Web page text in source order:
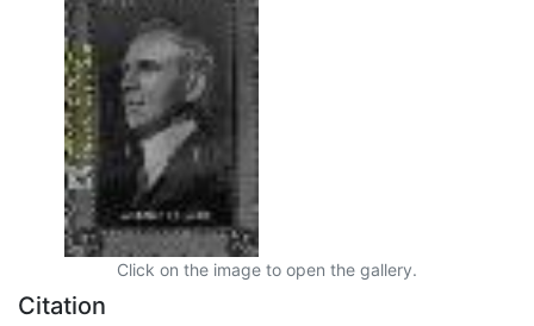
Click on the image to open the gallery.
Citation